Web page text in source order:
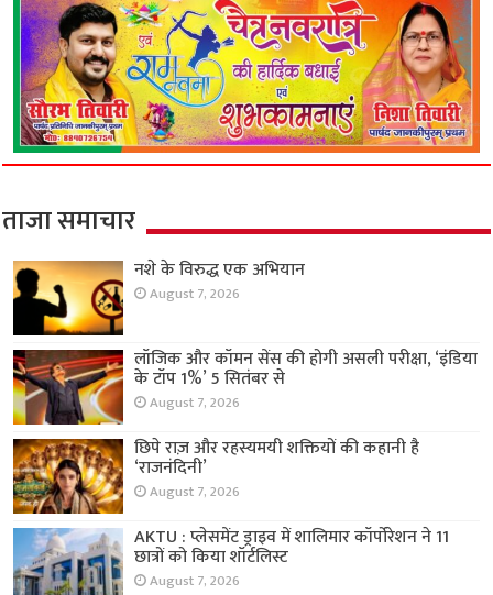
ताजा समाचार
नशे के विरुद्ध एक अभियान
August 7, 2026
लॉजिक और कॉमन सेंस की होगी असली परीक्षा, ‘इंडिया
के टॉप 1%’ 5 सितंबर से
August 7, 2026
छिपे राज़ और रहस्यमयी शक्तियों की कहानी है
‘राजनंदिनी’
August 7, 2026
AKTU : प्लेसमेंट ड्राइव में शालिमार कॉर्पोरेशन ने 11
छात्रों को किया शॉर्टलिस्ट
August 7, 2026